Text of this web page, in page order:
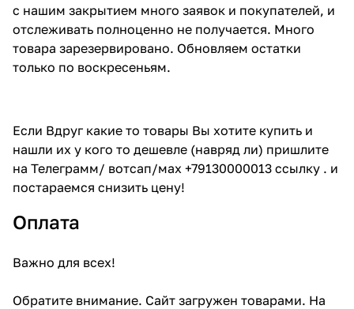
с нашим закрытием много заявок и покупателей, и
отслеживать полноценно не получается. Много
товара зарезервировано. Обновляем остатки
только по воскресеньям.
Если Вдруг какие то товары Вы хотите купить и
нашли их у кого то дешевле (навряд ли) пришлите
на Телеграмм/ вотсап/мах +79130000013 ссылку . и
постараемся снизить цену!
Оплата
Важно для всех!
Обратите внимание. Сайт загружен товарами. На